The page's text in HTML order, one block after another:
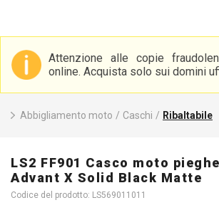
Attenzione alle copie
online. Acquista solo sui domini
Abbigliamento moto / Caschi / Ribaltabile
LS2 FF901 Casco moto
Advant X Solid Black Matte
Codice del prodotto: LS569011011